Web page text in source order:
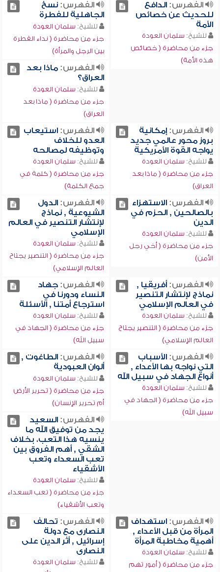
الفهرس:الدافع
للحديث عن خصائص
الأمة
للشيخ: سلمان العودة
جزء من محاضرة ( خصائص
هذه الأمة)
الفهرس:نسخ
الجاهلية للفطرة
للشيخ: سلمان العودة
جزء من محاضرة ( نداء الفطرة
بين الرجل والمرأة)
الفهرس:ماذا بعد
العراق؟
للشيخ: سلمان العودة
جزء من محاضرة ( ماذا بعد
العراق)
الفهرس:إمكانية
بروز محور عالمي جديد
يواجه القوة الأمريكية
للشيخ: سلمان العودة
جزء من محاضرة ( ماذا بعد
العراق)
الفهرس:استيعاب
العدو للخلاف
وتوظيفه لمصالحه
للشيخ: سلمان العودة
جزء من محاضرة ( كلمة في
جمع الكلمة)
الفهرس:الاستهزاء
بالصالحين , الحزم في
الدين
للشيخ: سلمان العودة
جزء من محاضرة ( أخي رجل
الأمن)
الفهرس:الدول
الشيوعية , نماذج
لإنتشار التنصير في العالم
الإسلامي
للشيخ: سلمان العودة
جزء من محاضرة ( التنصير يجتاح
العالم الإسلامي)
الفهرس:أفريقيا ,
نماذج لإنتشار التنصير
في العالم الإسلامي
للشيخ: سلمان العودة
جزء من محاضرة ( التنصير يجتاح
العالم الإسلامي)
الفهرس:جهاد
النساء ودورنا في
استرجاع أمتنا , الأسئلة
للشيخ: سلمان العودة
جزء من محاضرة ( الجهاد في
سبيل الله)
الفهرس:الأسباب
التي نواجه بها الأعداء ,
أنواع الجهاد في سبيل الله
للشيخ: سلمان العودة
جزء من محاضرة ( الجهاد في
سبيل الله)
الفهرس:الطاغوت ,
ألوان العبودية
للشيخ: سلمان العودة
جزء من محاضرة ( تحرير الأرض
أم تحرير الإنسان)
الفهرس:السعيد
يجد من توفيق الله ما
ينسيه هذا التعب، بخلاف
الشقي , أهم الفروق بين
تعب السعداء وتعب
الأشقياء
للشيخ: سلمان العودة
جزء من محاضرة ( تعب السعداء
وتعب الأشقياء)
الفهرس:استهداف
المرأة من قبل الأعداء ,
أهمية مخاطبة المرأة
للشيخ: سلمان العودة
جزء من محاضرة ( أمور تهم
الفهرس: تحالف
النصارى مع دولة
إسرائيل , أثر الدين على
النصارى
للشيخ: سلمان العودة